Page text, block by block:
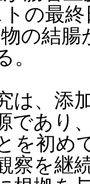
トの最
の結
。
、添
であり
を初め
察を継